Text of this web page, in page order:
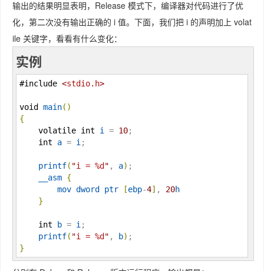
输出的结果明显表明，Release 模式下，编译器对代码进行了优
化，第二次没有输出正确的 i 值。下面，我们把 i 的声明加上 volat
ile 关键字，看看有什么变化：
实例
#include <stdio.h>
void main( )
{
volatile int i = 10;
int
a = i ;
printf( "i = %d " , a) ;
__asm {
mov dword ptr [ebp-4] , 20h
}
int b = i ;
printf( "i = %d " , b)
}